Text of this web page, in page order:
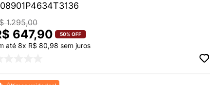
1.295,00
647,90 50% OFF
até8x R$ 80,98 sem juros